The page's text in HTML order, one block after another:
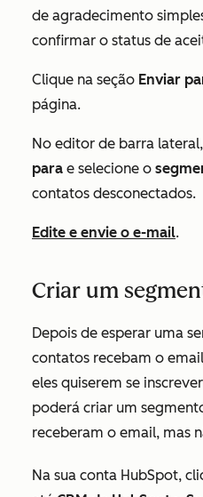
de agradecimento
confirmar o status de
Clique na seção Enviar
página.
No editor de barra
para e selecione o
contatos desconectados.
Edite e envie o e-mail.
Criar um
Depois de esperar uma
contatos recebam o
eles quiserem se
poderá criar um
receberam o email, mas
Na sua conta HubSpot,